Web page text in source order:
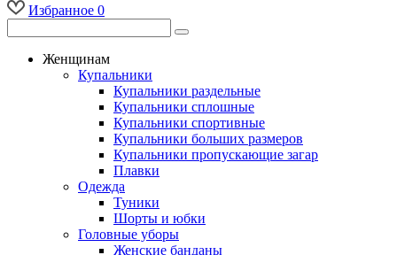
Избранное 0
Женщинам
Купальники
Купальники раздельные
Купальники сплошные
Купальники спортивные
Купальники больших размеров
Купальники пропускающие загар
Плавки
Одежда
Туники
Шорты и юбки
Головные уборы
Женские банданы